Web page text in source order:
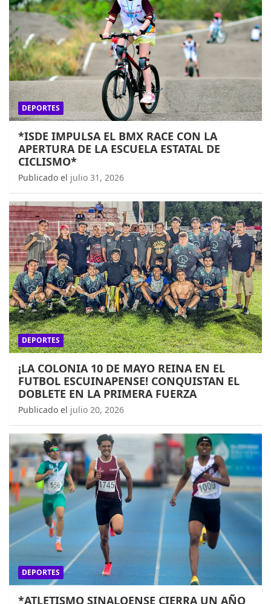
DEPORTES
*ISDE IMPULSA EL BMX RACE CON LA
APERTURA DE LA ESCUELA ESTATAL DE
CICLISMO*
Publicado el julio 31, 2026
DEPORTES
¡LA COLONIA 10 DE MAYO REINA EN EL
FUTBOL ESCUINAPENSE! CONQUISTAN EL
DOBLETE EN LA PRIMERA FUERZA
Publicado el julio 20, 2026
DEPORTES
*ATLETISMO SINALOENSE CIERRA UN AÑO